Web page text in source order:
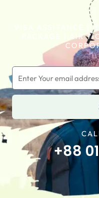
VISA ASSITANCE |
PACKAGE | AIR
+88